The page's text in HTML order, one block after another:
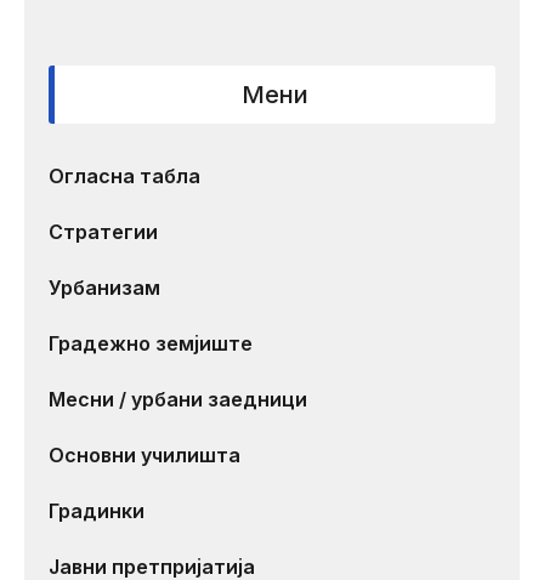
Мени
Огласна табла
Стратегии
Урбанизам
Градежно земјиште
Месни / урбани заедници
Основни училишта
Градинки
Јавни претпријатија